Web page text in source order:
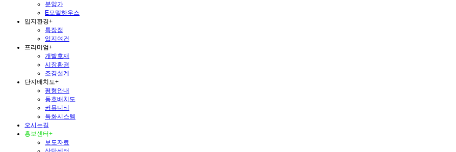
분양가
E모델하우스
입지환경+
특장점
입지여건
프리미엄+
개발호재
시장환경
조경설계
단지배치도+
평형안내
동호배치도
커뮤니티
특화시스템
오시는길
홍보센터+
보도자료